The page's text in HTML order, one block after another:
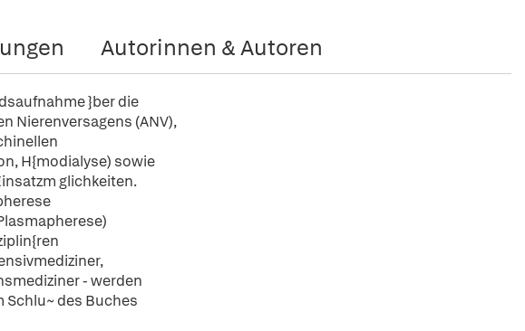
Autorinnen & Autoren
}ber die
Nierenversagens (ANV),
H{modialyse) sowie
glichkeiten.
- werden
Schlu~ des Buches